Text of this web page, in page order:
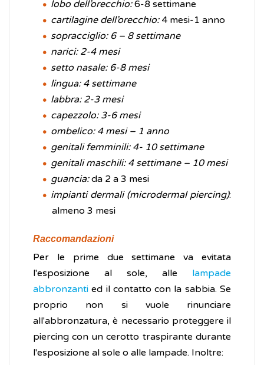
lobo dell’orecchio:6-8 settimane
cartilagine dell’orecchio: 4 mesi-1 anno
sopracciglio: 6 – 8 settimane
narici: 2-4 mesi
setto nasale: 6-8 mesi
lingua: 4 settimane
labbra: 2-3 mesi
capezzolo: 3-6 mesi
ombelico: 4 mesi – 1 anno
genitali femminili: 4- 10 settimane
genitali maschili: 4 settimane – 10 mesi
guancia:da 2 a 3 mesi
impianti dermali (microdermal piercing):
almeno 3 mesi
Raccomandazioni
Per le prime due settimane va evitata
l'esposizione al sole, alle lampade
abbronzanti ed il contatto con la sabbia. Se
proprio non si vuole rinunciare
all'abbronzatura, è necessario proteggere il
piercing con un cerotto traspirante durante
l'esposizione al sole o alle lampade. Inoltre: